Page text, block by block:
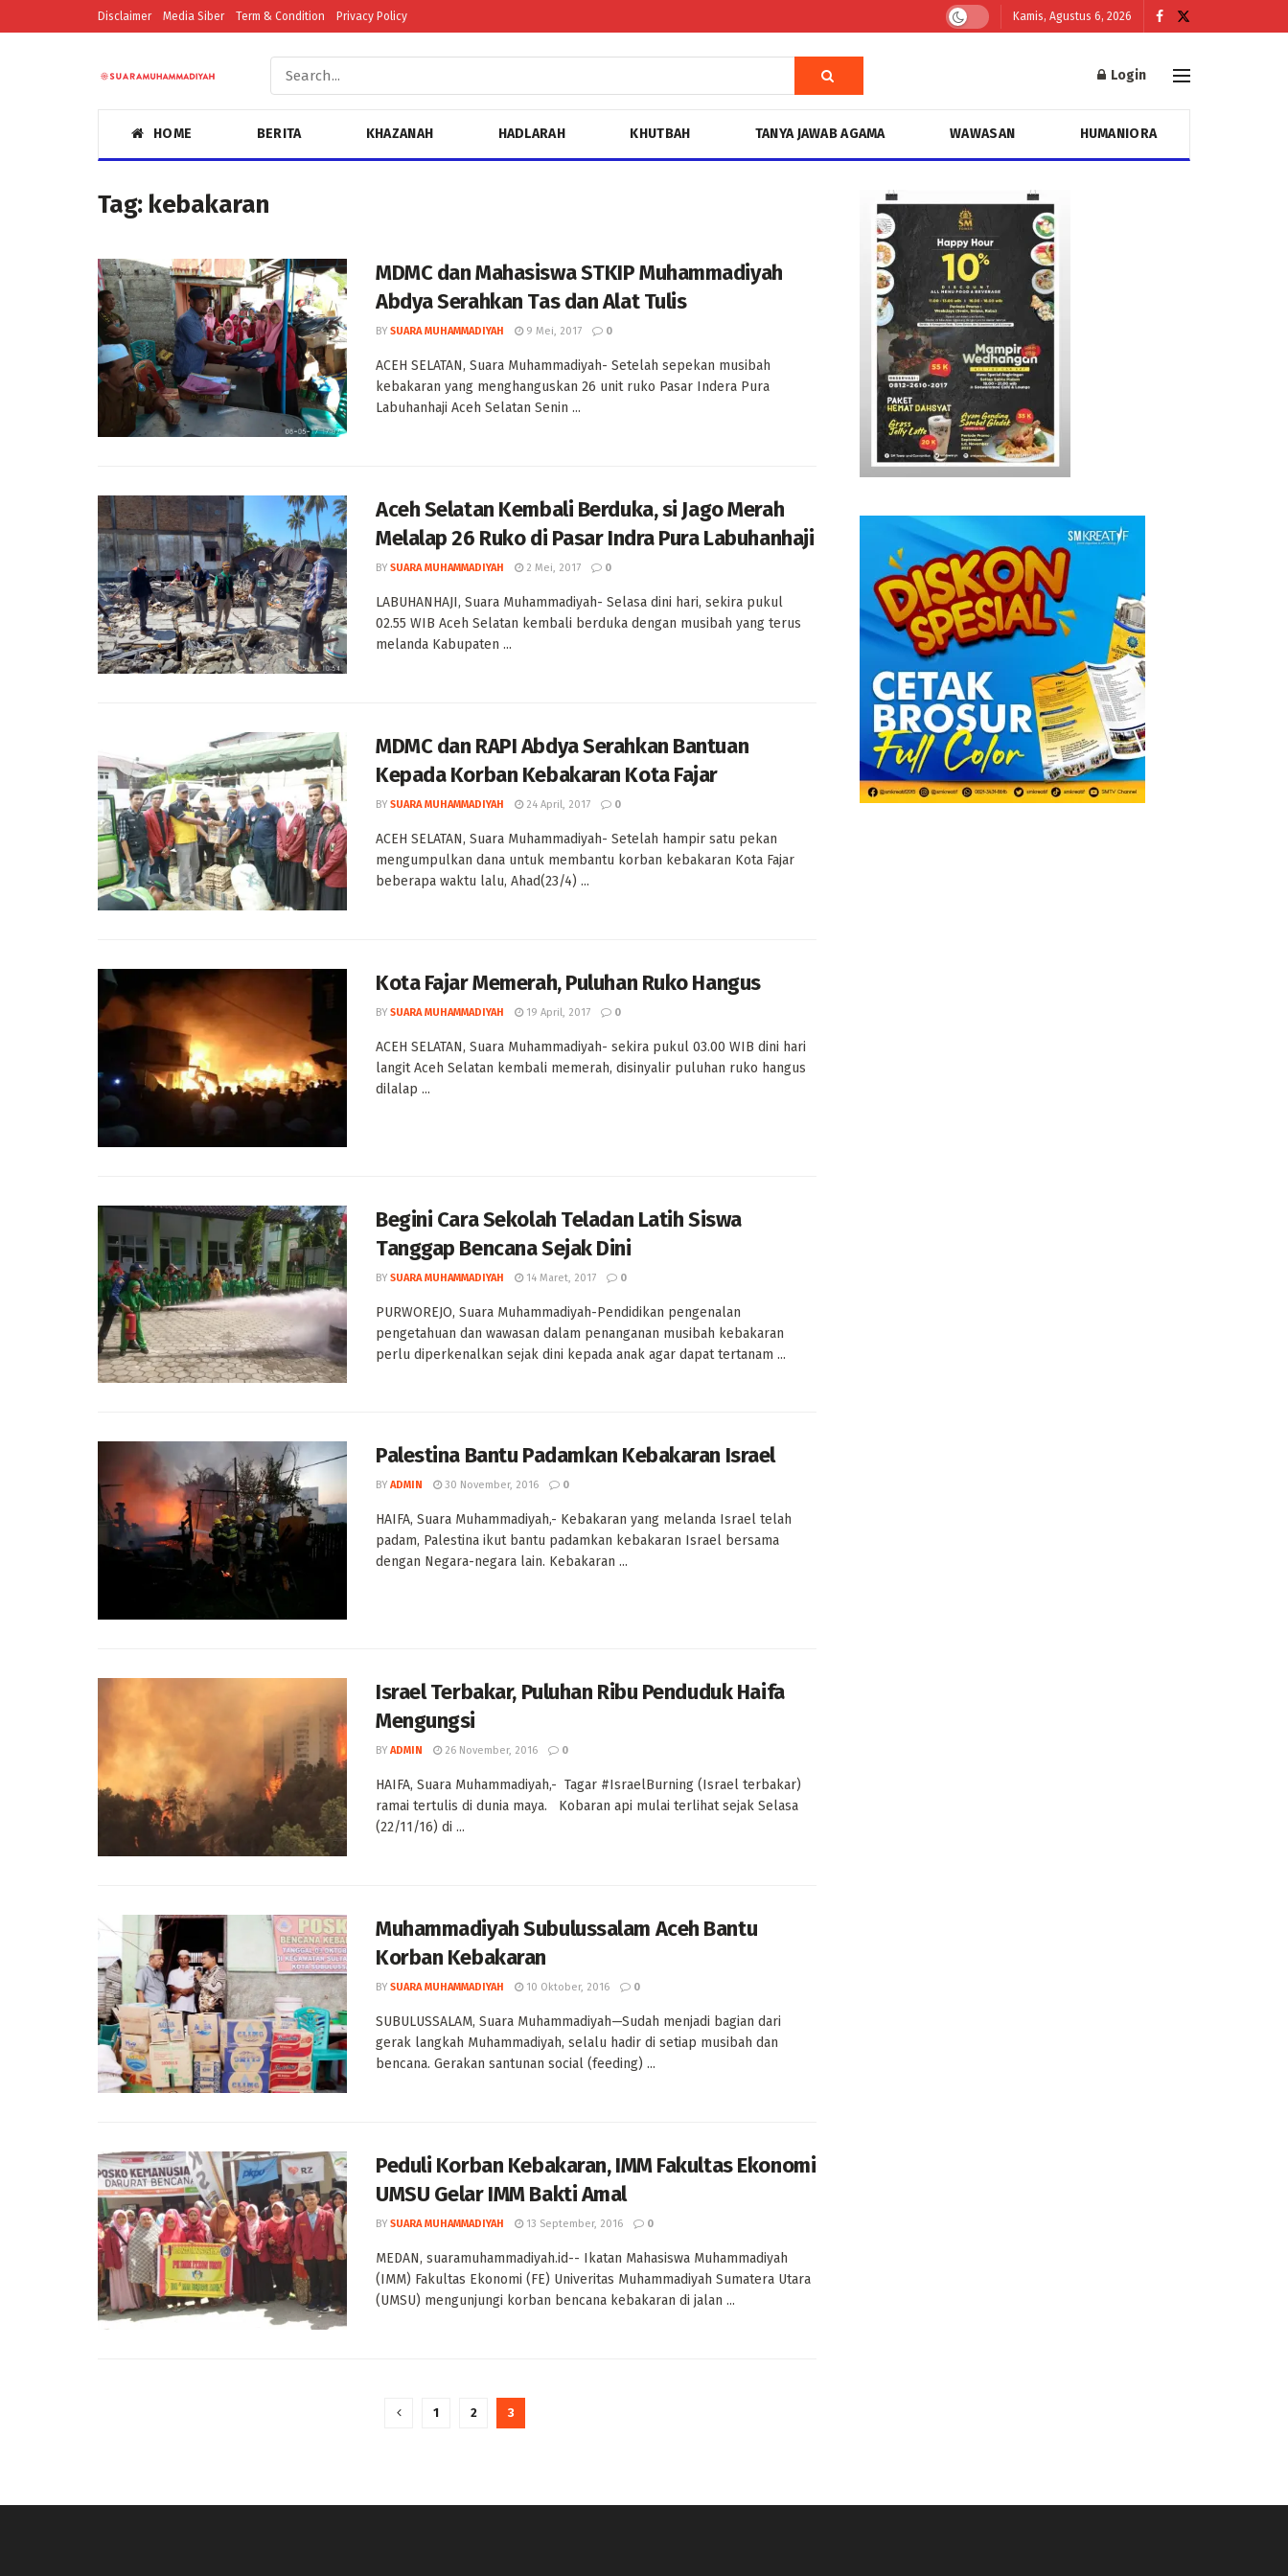
Disclaimer Media Siber Term & Condition Privacy Policy Kamis, Agustus 6, 2026
Login
HOME BERITA KHAZANAH HADLARAH KHUTBAH TANYA JAWAB AGAMA WAWASAN HUMANIORA
Tag: kebakaran
MDMC dan Mahasiswa STKIP Muhammadiyah
Abdya Serahkan Tas dan Alat Tulis
BY SUARA MUHAMMADIYAH 9 Mei, 2017 0
ACEH SELATAN, Suara Muhammadiyah- Setelah sepekan musibah
kebakaran yang menghanguskan 26 unit ruko Pasar Indera Pura
Labuhanhaji Aceh Selatan Senin ...
Aceh Selatan Kembali Berduka, si Jago Merah
Melalap 26 Ruko di Pasar Indra Pura Labuhanhaji
BY SUARA MUHAMMADIYAH 2 Mei, 2017 0
LABUHANHAJI, Suara Muhammadiyah- Selasa dini hari, sekira pukul
02.55 WIB Aceh Selatan kembali berduka dengan musibah yang terus
melanda Kabupaten ...
MDMC dan RAPI Abdya Serahkan Bantuan
Kepada Korban Kebakaran Kota Fajar
BY SUARA MUHAMMADIYAH 24 April, 2017 0
ACEH SELATAN, Suara Muhammadiyah- Setelah hampir satu pekan
mengumpulkan dana untuk membantu korban kebakaran Kota Fajar
beberapa waktu lalu, Ahad(23/4) ...
Kota Fajar Memerah, Puluhan Ruko Hangus
BY SUARA MUHAMMADIYAH 19 April, 2017 0
ACEH SELATAN, Suara Muhammadiyah- sekira pukul 03.00 WIB dini hari
langit Aceh Selatan kembali memerah, disinyalir puluhan ruko hangus
dilalap ...
Begini Cara Sekolah Teladan Latih Siswa
Tanggap Bencana Sejak Dini
BY SUARA MUHAMMADIYAH 14 Maret, 2017 0
PURWOREJO, Suara Muhammadiyah-Pendidikan pengenalan
pengetahuan dan wawasan dalam penanganan musibah kebakaran
perlu diperkenalkan sejak dini kepada anak agar dapat tertanam ...
Palestina Bantu Padamkan Kebakaran Israel
BY ADMIN 30 November, 2016 0
HAIFA, Suara Muhammadiyah,- Kebakaran yang melanda Israel telah
padam, Palestina ikut bantu padamkan kebakaran Israel bersama
dengan Negara-negara lain. Kebakaran ...
Israel Terbakar, Puluhan Ribu Penduduk Haifa
Mengungsi
BY ADMIN 26 November, 2016 0
HAIFA, Suara Muhammadiyah,- Tagar #IsraelBurning (Israel terbakar)
ramai tertulis di dunia maya. Kobaran api mulai terlihat sejak Selasa
(22/11/16) di ...
Muhammadiyah Subulussalam Aceh Bantu
Korban Kebakaran
BY SUARA MUHAMMADIYAH 10 Oktober, 2016 0
SUBULUSSALAM, Suara Muhammadiyah—Sudah menjadi bagian dari
gerak langkah Muhammadiyah, selalu hadir di setiap musibah dan
bencana. Gerakan santunan social (feeding) ...
Peduli Korban Kebakaran, IMM Fakultas Ekonomi
UMSU Gelar IMM Bakti Amal
BY SUARA MUHAMMADIYAH 13 September, 2016 0
MEDAN, suaramuhammadiyah.id-- Ikatan Mahasiswa Muhammadiyah
(IMM) Fakultas Ekonomi (FE) Univeritas Muhammadiyah Sumatera Utara
(UMSU) mengunjungi korban bencana kebakaran di jalan ...
1 2 3